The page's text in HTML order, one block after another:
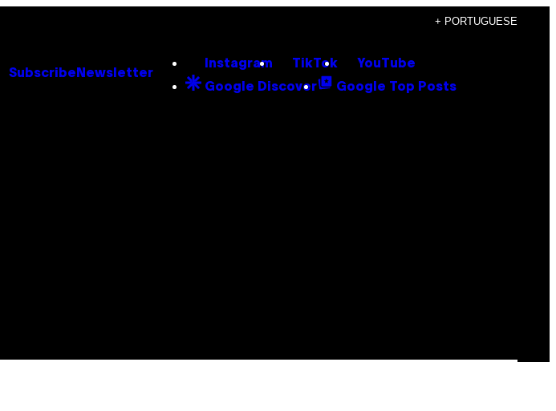
+ PORTUGUESE
Subscribe Newsletter
Instagram TikTok YouTube
Google Discover Google Top Posts